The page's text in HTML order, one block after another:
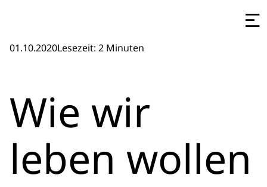
01.10.2020Lesezeit: 2 Minuten
Wie wir
leben wollen